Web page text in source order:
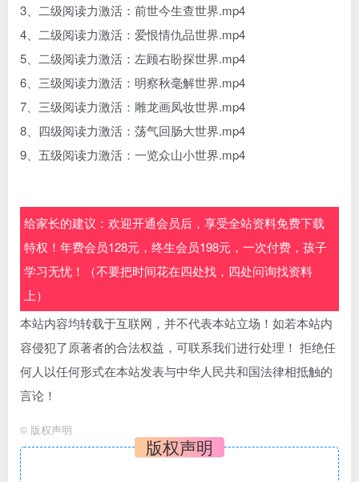
3、二级阅读力激活：前世今生查世界.mp4
4、二级阅读力激活：爱恨情仇品世界.mp4
5、二级阅读力激活：左顾右盼探世界.mp4
6、三级阅读力激活：明察秋毫解世界.mp4
7、三级阅读力激活：雕龙画凤妆世界.mp4
8、四级阅读力激活：荡气回肠大世界.mp4
9、五级阅读力激活：一览众山小世界.mp4
给家长的建议：欢迎开通会员后，享受全站资料免费下载
特权！年费会员128元，终生会员198元，一次付费，孩子
学习无忧！（不要把时间花在四处找，四处问询找资料
上）
本站内容均转载于互联网，并不代表本站立场！如若本站内
容侵犯了原著者的合法权益，可联系我们进行处理！ 拒绝任
何人以任何形式在本站发表与中华人民共和国法律相抵触的
言论！
© 版权声明
版权声明